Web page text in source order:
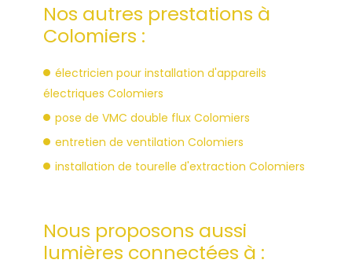
Nos autres prestations à
Colomiers :
électricien pour installation d'appareils
électriques Colomiers
pose de VMC double flux Colomiers
entretien de ventilation Colomiers
installation de tourelle d'extraction Colomiers
Nous proposons aussi
lumières connectées à :